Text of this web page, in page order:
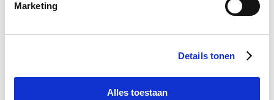
en om ons websiteverkeer te analyseren. Ook delen we
Marketing
Details tonen
Alles toestaan
maatschappelijk verantwoord
Kwaliteit
ToolKid stelt hoge eisen aan kwaliteit en duurzaamheid. Tijdens